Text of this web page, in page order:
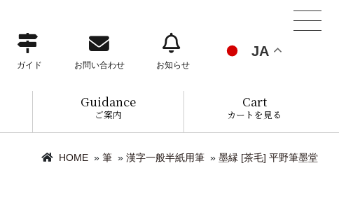
ガイド お問い合わせ お知らせ
JA
Guidance
ご案内
Cart
カートを見る
HOME » 筆 » 漢字一般半紙用筆 » 墨縁 [茶毛] 平野筆墨堂